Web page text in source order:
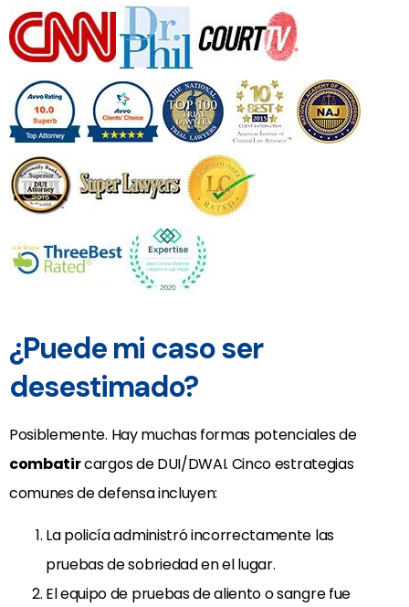
¿Puede mi caso ser
desestimado?
Posiblemente. Hay muchas formas potenciales de
combatircargos de DUI/DWAI. Cinco estrategias
comunes de defensa incluyen:
La policía administró incorrectamente las
pruebas de sobriedad en el lugar.
El equipo de pruebas de aliento o sangre fue